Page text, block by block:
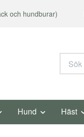
och hundburar)
Hund Häst